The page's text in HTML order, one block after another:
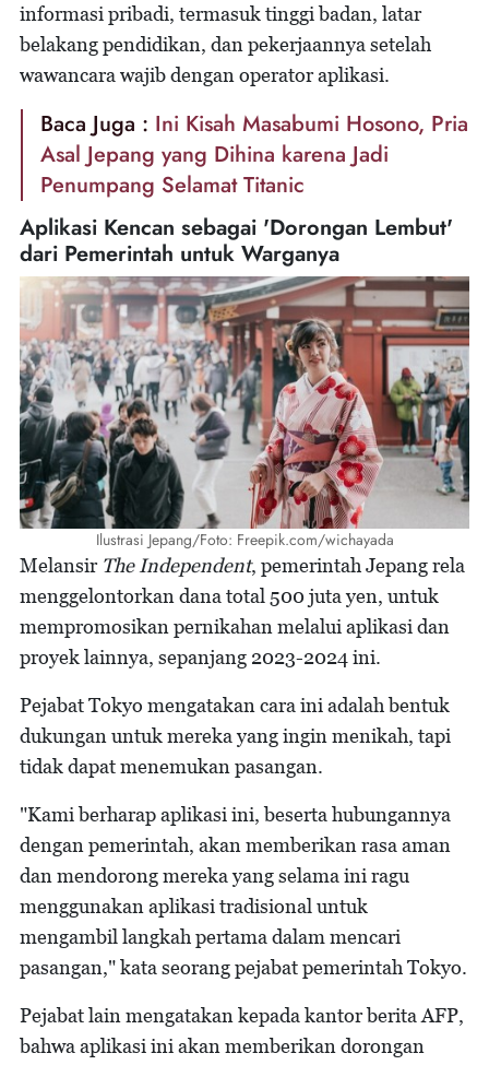
informasi pribadi, termasuk tinggi badan, latar
belakang pendidikan, dan pekerjaannya setelah
wawancara wajib dengan operator aplikasi.
Baca Juga : Ini Kisah Masabumi Hosono, Pria
Asal Jepang yang Dihina karena Jadi
Penumpang Selamat Titanic
Aplikasi Kencan sebagai 'Dorongan Lembut'
dari Pemerintah untuk Warganya
Ilustrasi Jepang/Foto: Freepik.com/wichayada
Melansir The Independent, pemerintah Jepang rela
menggelontorkan dana total 500 juta yen, untuk
mempromosikan pernikahan melalui aplikasi dan
proyek lainnya, sepanjang 2023-2024 ini.
Pejabat Tokyo mengatakan cara ini adalah bentuk
dukungan untuk mereka yang ingin menikah, tapi
tidak dapat menemukan pasangan.
"Kami berharap aplikasi ini, beserta hubungannya
dengan pemerintah, akan memberikan rasa aman
dan mendorong mereka yang selama ini ragu
menggunakan aplikasi tradisional untuk
mengambil langkah pertama dalam mencari
pasangan," kata seorang pejabat pemerintah Tokyo.
Pejabat lain mengatakan kepada kantor berita AFP,
bahwa aplikasi ini akan memberikan dorongan